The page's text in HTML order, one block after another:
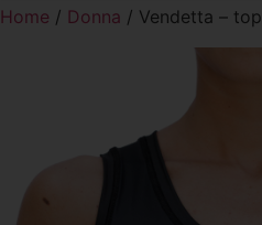
Home / Donna / Vendetta – top